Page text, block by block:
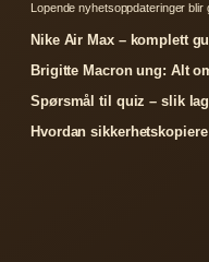
Lopende nyhetsoppdateringer
Nike Air Max – komplett
Brigitte Macron ung: Alt
Spørsmål til quiz – slik
Hvordan